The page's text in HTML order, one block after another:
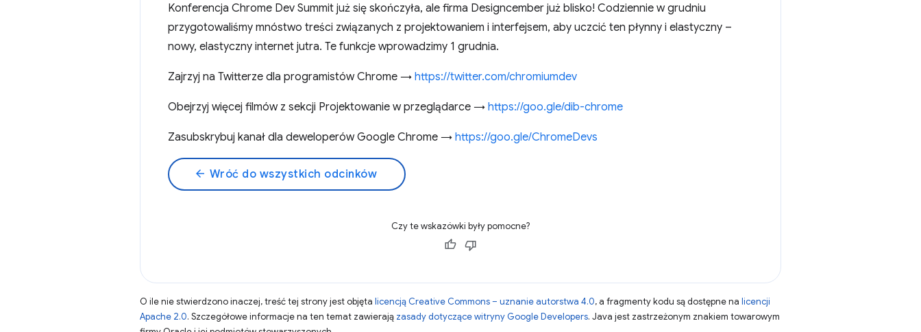
Konferencja Chrome Dev Summit już się skończyła, ale firma Designcember już blisko! Codziennie w grudniu
przygotowaliśmy mnóstwo treści związanych z projektowaniem i interfejsem, aby uczcić ten płynny i elastyczny –
nowy, elastyczny internet jutra. Te funkcje wprowadzimy 1 grudnia.
Zajrzyj na Twitterze dla programistów Chrome → https://twitter.com/chromiumdev
Obejrzyj więcej filmów z sekcji Projektowanie w przeglądarce → https://goo.gle/dib-chrome
Zasubskrybuj kanał dla deweloperów Google Chrome → https://goo.gle/ChromeDevs
arrow_back Wróć do wszystkich odcinków
Czy te wskazówki były pomocne?
O ile nie stwierdzono inaczej, treść tej strony jest objęta licencją Creative Commons – uznanie autorstwa 4.0, a fragmenty kodu są dostępne na licencji
Apache 2.0. Szczegółowe informacje na ten temat zawierają zasady dotyczące witryny Google Developers. Java jest zastrzeżonym znakiem towarowym